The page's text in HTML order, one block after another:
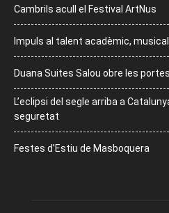
Cambrils acull el Festival ArtNus
Impuls al talent acadèmic,
Duana Suites Salou obre les portes
L’eclipsi del segle arriba a
seguretat
Festes d’Estiu de Masboquera